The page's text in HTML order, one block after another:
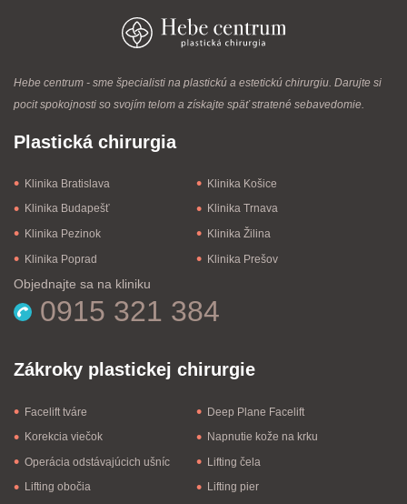
Hebe centrum - sme špecialisti na plastickú a estetickú chirurgiu. Darujte si
pocit spokojnosti so svojím telom a získajte späť stratené sebavedomie.
Plastická chirurgia
Klinika Bratislava
Klinika Košice
Klinika Budapešť
Klinika Trnava
Klinika Pezinok
Klinika Žilina
Klinika Poprad
Klinika Prešov
Objednajte sa na kliniku
0915 321 384
Zákroky plastickej chirurgie
Facelift tváre
Deep Plane Facelift
Korekcia viečok
Napnutie kože na krku
Operácia odstávajúcich ušníc
Lifting čela
Lifting obočia
Lifting pier